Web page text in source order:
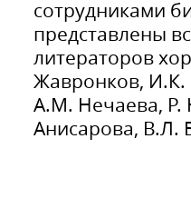
сотрудниками
представлены
литераторов
Жавронков, И.К.
А.М. Нечаева, Р.
Анисарова, В.Л.